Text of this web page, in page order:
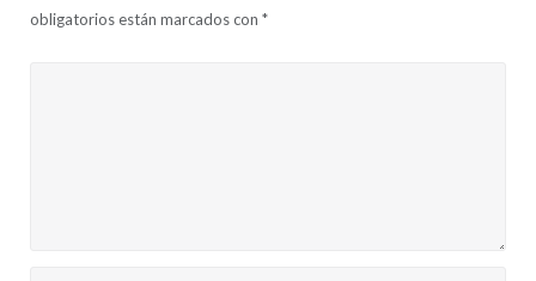
obligatorios están marcados con *